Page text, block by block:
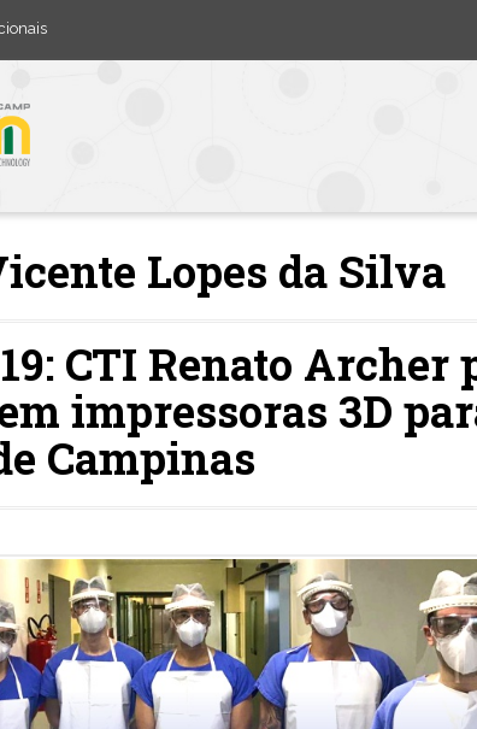
Lopes da Silva
CTI Renato Archer
impressoras 3D
Campinas